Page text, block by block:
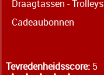
Draagtassen - Trolleys
Cadeaubonnen
Tevredenheidsscore: 5